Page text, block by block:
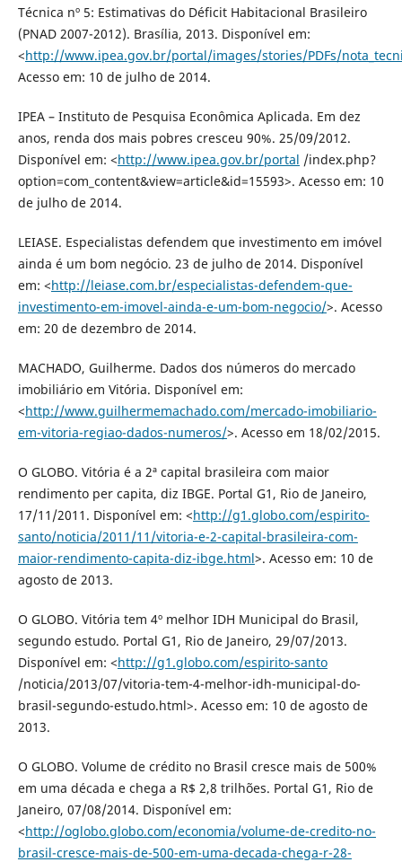
Técnica nº 5: Estimativas do Déficit Habitacional Brasileiro
(PNAD 2007-2012). Brasília, 2013. Disponível em:
<http://www.ipea.gov.br/portal/images/stories/PDFs/
Acesso em: 10 de julho de 2014.
IPEA – Instituto de Pesquisa Econômica Aplicada. Em dez
anos, renda dos mais pobres cresceu 90%. 25/09/2012.
Disponível em: <http://www.ipea.gov.br/portal /index.php?
option=com_content&view=article&id=15593>. Acesso em: 10
de julho de 2014.
LEIASE. Especialistas defendem que investimento em imóvel
ainda é um bom negócio. 23 de julho de 2014. Disponível
em: <http://leiase.com.br/especialistas-defendem-que-
investimento-em-imovel-ainda-e-um-bom-negocio/>. Acesso
em: 20 de dezembro de 2014.
MACHADO, Guilherme. Dados dos números do mercado
imobiliário em Vitória. Disponível em:
<http://www.guilhermemachado.com/mercado-imobiliario-
em-vitoria-regiao-dados-numeros/>. Acesso em 18/02/2015.
O GLOBO. Vitória é a 2ª capital brasileira com maior
rendimento per capita, diz IBGE. Portal G1, Rio de Janeiro,
17/11/2011. Disponível em: <http://g1.globo.com/espirito-
santo/noticia/2011/11/vitoria-e-2-capital-brasileira-com-
maior-rendimento-capita-diz-ibge.html>. Acesso em: 10 de
agosto de 2013.
O GLOBO. Vitória tem 4º melhor IDH Municipal do Brasil,
segundo estudo. Portal G1, Rio de Janeiro, 29/07/2013.
Disponível em: <http://g1.globo.com/espirito-santo
/noticia/2013/07/vitoria-tem-4-melhor-idh-municipal-do-
brasil-segundo-estudo.html>. Acesso em: 10 de agosto de
2013.
O GLOBO. Volume de crédito no Brasil cresce mais de 500%
em uma década e chega a R$ 2,8 trilhões. Portal G1, Rio de
Janeiro, 07/08/2014. Disponível em:
<http://oglobo.globo.com/economia/volume-de-credito-no-
brasil-cresce-mais-de-500-em-uma-decada-chega-r-28-